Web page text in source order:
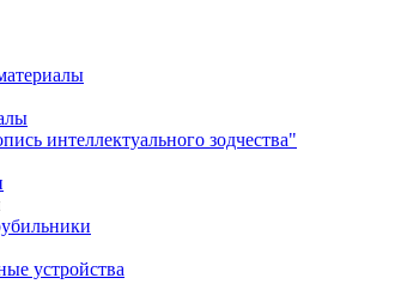
интеллектуального зодчества"
устройства